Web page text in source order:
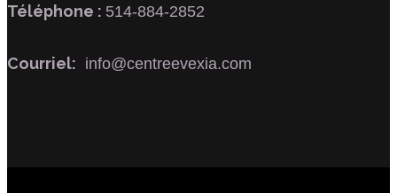
Téléphone : 514-884-2852
Courriel: info@centreevexia.com